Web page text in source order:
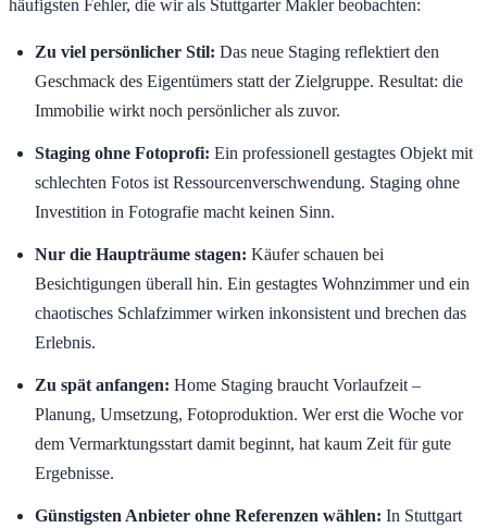
häufigsten Fehler, die wir als Stuttgarter Makler beobachten:
Zu viel persönlicher Stil: Das neue Staging reflektiert den
Geschmack des Eigentümers statt der Zielgruppe. Resultat: die
Immobilie wirkt noch persönlicher als zuvor.
Staging ohne Fotoprofi: Ein professionell gestagtes Objekt mit
schlechten Fotos ist Ressourcenverschwendung. Staging ohne
Investition in Fotografie macht keinen Sinn.
Nur die Haupträume stagen: Käufer schauen bei
Besichtigungen überall hin. Ein gestagtes Wohnzimmer und ein
chaotisches Schlafzimmer wirken inkonsistent und brechen das
Erlebnis.
Zu spät anfangen: Home Staging braucht Vorlaufzeit –
Planung, Umsetzung, Fotoproduktion. Wer erst die Woche vor
dem Vermarktungsstart damit beginnt, hat kaum Zeit für gute
Ergebnisse.
Günstigsten Anbieter ohne Referenzen wählen: In Stuttgart